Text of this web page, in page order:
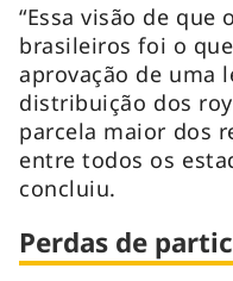
“Essa visão de
brasileiros foi o
aprovação de uma
distribuição dos
parcela maior dos
entre todos os
concluiu.
Perdas de